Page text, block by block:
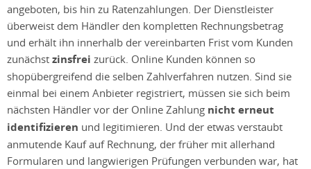
angeboten, bis hin zu Ratenzahlungen. Der Dienstleister
überweist dem Händler den kompletten Rechnungsbetrag
und erhält ihn innerhalb der vereinbarten Frist vom Kunden
zunächst zinsfrei zurück. Online Kunden können so
shopübergreifend die selben Zahlverfahren nutzen. Sind sie
einmal bei einem Anbieter registriert, müssen sie sich beim
nächsten Händler vor der Online Zahlung nicht erneut
identifizieren und legitimieren. Und der etwas verstaubt
anmutende Kauf auf Rechnung, der früher mit allerhand
Formularen und langwierigen Prüfungen verbunden war, hat